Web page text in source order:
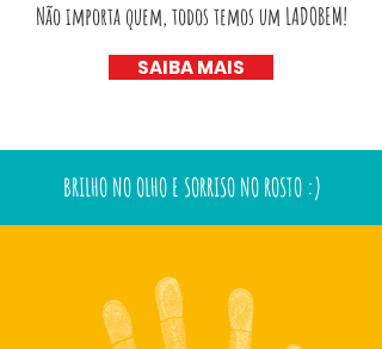
Não importa quem, todos temos um LADOBEM!
SAIBA MAIS
BRILHO NO OLHO E SORRISO NO ROSTO :)